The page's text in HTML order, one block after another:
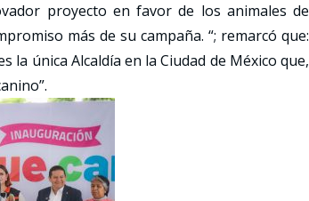
proyecto en favor de los animales de
más de su campaña. “; remarcó que:
la única Alcaldía en la Ciudad de México que,